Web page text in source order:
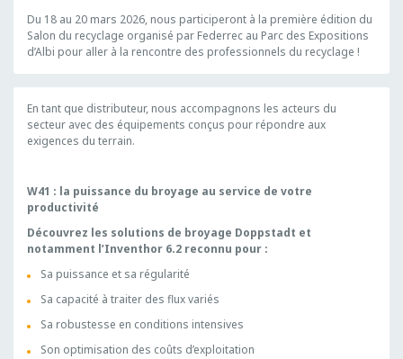
Du 18 au 20 mars 2026, nous participeront à la première édition du
Salon du recyclage organisé par Federrec au Parc des Expositions
d’Albi pour aller à la rencontre des professionnels du recyclage !
En tant que distributeur, nous accompagnons les acteurs du
secteur avec des équipements conçus pour répondre aux
exigences du terrain.
W41 : la puissance du broyage au service de votre
productivité
Découvrez les solutions de broyage Doppstadt et
notamment l’Inventhor 6.2 reconnu pour :
Sa puissance et sa régularité
Sa capacité à traiter des flux variés
Sa robustesse en conditions intensives
Son optimisation des coûts d’exploitation